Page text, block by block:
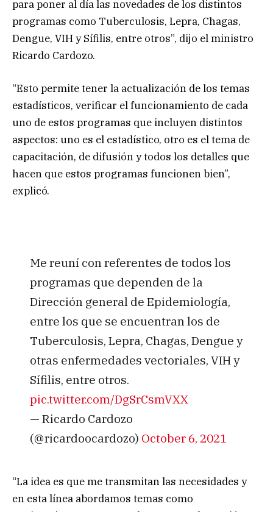
para poner al día las novedades de los distintos
programas como Tuberculosis, Lepra, Chagas,
Dengue, VIH y Sífilis, entre otros”, dijo el ministro
Ricardo Cardozo.
“Esto permite tener la actualización de los temas
estadísticos, verificar el funcionamiento de cada
uno de estos programas que incluyen distintos
aspectos: uno es el estadístico, otro es el tema de
capacitación, de difusión y todos los detalles que
hacen que estos programas funcionen bien”,
explicó.
Me reuní con referentes de todos los
programas que dependen de la
Dirección general de Epidemiología,
entre los que se encuentran los de
Tuberculosis, Lepra, Chagas, Dengue y
otras enfermedades vectoriales, VIH y
Sífilis, entre otros.
pic.twitter.com/DgSrCsmVXX
— Ricardo Cardozo
(@ricardoocardozo) October 6, 2021
“La idea es que me transmitan las necesidades y
en esta línea abordamos temas como